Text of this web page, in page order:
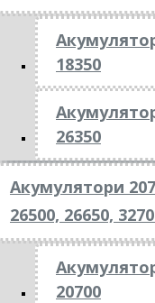
18350
26350
Акумулятори
26500, 26650,
20700